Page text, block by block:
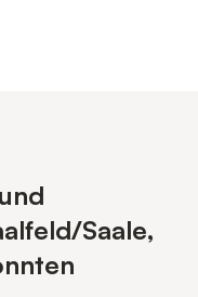
Saale,